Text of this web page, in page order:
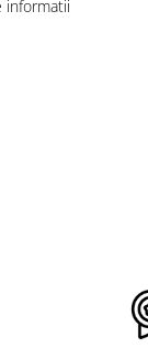
informatii